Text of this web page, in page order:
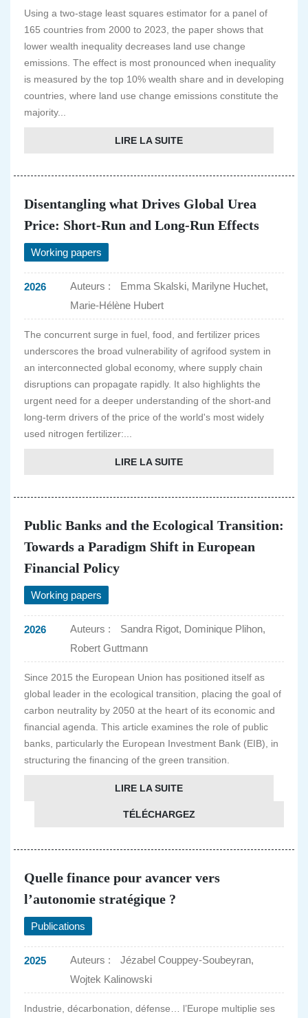
Using a two-stage least squares estimator for a panel of
165 countries from 2000 to 2023, the paper shows that
lower wealth inequality decreases land use change
emissions. The effect is most pronounced when inequality
is measured by the top 10% wealth share and in developing
countries, where land use change emissions constitute the
majority...
LIRE LA SUITE
Disentangling what Drives Global Urea
Price: Short-Run and Long-Run Effects
Working papers
2026 Auteurs :
Emma Skalski, Marilyne Huchet,
Marie-Hélène Hubert
The concurrent surge in fuel, food, and fertilizer prices
underscores the broad vulnerability of agrifood system in
an interconnected global economy, where supply chain
disruptions can propagate rapidly. It also highlights the
urgent need for a deeper understanding of the short-and
long-term drivers of the price of the world's most widely
used nitrogen fertilizer:...
LIRE LA SUITE
Public Banks and the Ecological Transition:
Towards a Paradigm Shift in European
Financial Policy
Working papers
2026 Auteurs :
Sandra Rigot, Dominique Plihon,
Robert Guttmann
Since 2015 the European Union has positioned itself as
global leader in the ecological transition, placing the goal of
carbon neutrality by 2050 at the heart of its economic and
financial agenda. This article examines the role of public
banks, particularly the European Investment Bank (EIB), in
structuring the financing of the green transition.
LIRE LA SUITE
TÉLÉCHARGEZ
Quelle finance pour avancer vers
l’autonomie stratégique ?
Publications
2025 Auteurs :
Jézabel Couppey-Soubeyran,
Wojtek Kalinowski
Industrie, décarbonation, défense… l’Europe multiplie ses